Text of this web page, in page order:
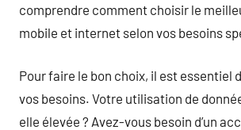
comprendre comment choisir le
mobile et internet selon vos besoins
Pour faire le bon choix, il est essentiel
vos besoins. Votre utilisation de
elle élevée ? Avez-vous besoin d’un